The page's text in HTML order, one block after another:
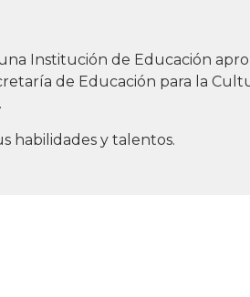
Institución de Educación
de Educación para la
habilidades y talentos.